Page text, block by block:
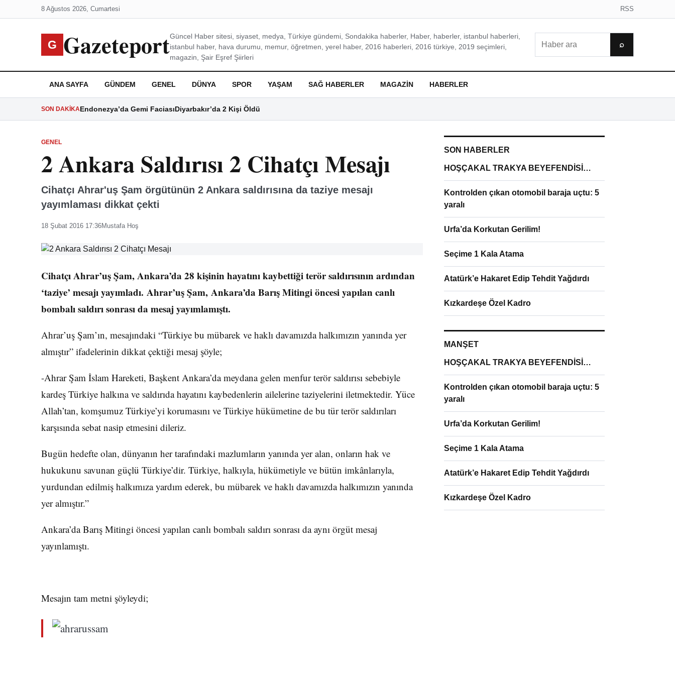
8 Ağustos 2026, Cumartesi RSS
G GazeteportGüncel Haber sitesi, siyaset, medya, Türkiye gündemi, Sondakika haberler, Haber, haberler, istanbul haberleri,
istanbul haber, hava durumu, memur, öğretmen, yerel haber, 2016 haberleri, 2016 türkiye, 2019 seçimleri,
magazin, Şair Eşref Şiirleri
⌕
ANA SAYFA GÜNDEM GENEL DÜNYA SPOR YAŞAM SAĞ HABERLER MAGAZIN HABERLER
SON DAKIKAEndonezya’da Gemi FaciasıDiyarbakır’da 2 Kişi Öldü
GENEL
2 Ankara Saldırısı 2 Cihatçı Mesajı
Cihatçı Ahrar'uş Şam örgütünün 2 Ankara saldırısına da taziye mesajı
yayımlaması dikkat çekti
18 Şubat 2016 17:36Mustafa Hoş
Cihatçı Ahrar’uş Şam, Ankara’da 28 kişinin hayatını kaybettiği terör saldırısının ardından
‘taziye’ mesajı yayımladı. Ahrar’uş Şam, Ankara’da Barış Mitingi öncesi yapılan canlı
bombalı saldırı sonrası da mesaj yayımlamıştı.
Ahrar’uş Şam’ın, mesajındaki “Türkiye bu mübarek ve haklı davamızda halkımızın yanında yer
almıştır” ifadelerinin dikkat çektiği mesaj şöyle;
-Ahrar Şam İslam Hareketi, Başkent Ankara’da meydana gelen menfur terör saldırısı sebebiyle
kardeş Türkiye halkına ve saldırıda hayatını kaybedenlerin ailelerine taziyelerini iletmektedir. Yüce
Allah’tan, komşumuz Türkiye’yi korumasını ve Türkiye hükümetine de bu tür terör saldırıları
karşısında sebat nasip etmesini dileriz.
Bugün hedefte olan, dünyanın her tarafındaki mazlumların yanında yer alan, onların hak ve
hukukunu savunan güçlü Türkiye’dir. Türkiye, halkıyla, hükümetiyle ve bütün imkânlarıyla,
yurdundan edilmiş halkımıza yardım ederek, bu mübarek ve haklı davamızda halkımızın yanında
yer almıştır.”
Ankara’da Barış Mitingi öncesi yapılan canlı bombalı saldırı sonrası da aynı örgüt mesaj
yayınlamıştı.
Mesajın tam metni şöyleydi;
SON HABERLER
HOŞÇAKAL TRAKYA BEYEFENDİSİ…
Kontrolden çıkan otomobil baraja uçtu: 5
yaralı
Urfa’da Korkutan Gerilim!
Seçime 1 Kala Atama
Atatürk’e Hakaret Edip Tehdit Yağdırdı
Kızkardeşe Özel Kadro
MANŞET
HOŞÇAKAL TRAKYA BEYEFENDİSİ…
Kontrolden çıkan otomobil baraja uçtu: 5
yaralı
Urfa’da Korkutan Gerilim!
Seçime 1 Kala Atama
Atatürk’e Hakaret Edip Tehdit Yağdırdı
Kızkardeşe Özel Kadro